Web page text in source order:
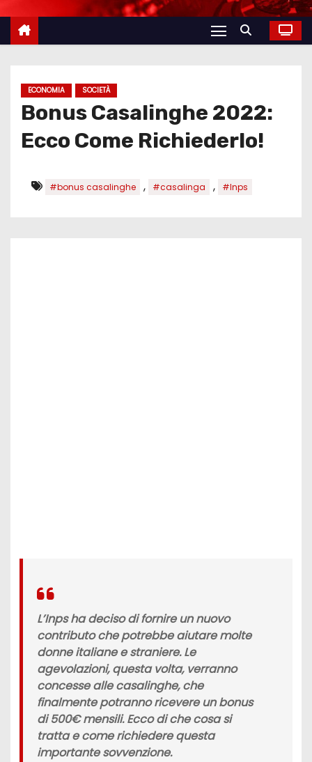
ECONOMIA SOCIETÀ
Bonus Casalinghe 2022:
Ecco Come Richiederlo!
#bonus casalinghe , #casalinga , #Inps
L’Inpsha deciso di fornire unnuovo
contributoche potrebbe aiutare molte
donne italiane e straniere. Le
agevolazioni, questa volta, verranno
concesse allecasalinghe, che
finalmente potranno ricevere unbonus
di 500€ mensili.Ecco di che cosa si
tratta e come richiedere questa
importante sovvenzione.